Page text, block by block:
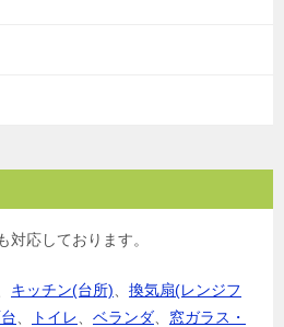
対応しております。
キッチン(台所)
換気扇(レンジフ
トイレ ベランダ
窓ガラス・